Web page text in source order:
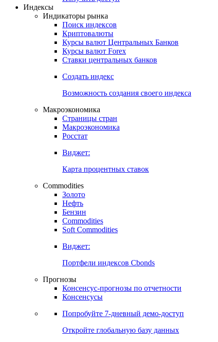
Откройте глобальную базу данных
Получить доступ
Индикаторы рынка
Поиск индексов
Курсы валют Центральных Банков
Ставки центральных банков
Создать индекс
Возможность создания своего индекса
Страницы стран
Росстат
Виджет:
Карта процентных ставок
Commodities
Золото
Бензин
Soft Commodities
Виджет:
Портфели индексов Cbonds
Прогнозы
Консенсусы